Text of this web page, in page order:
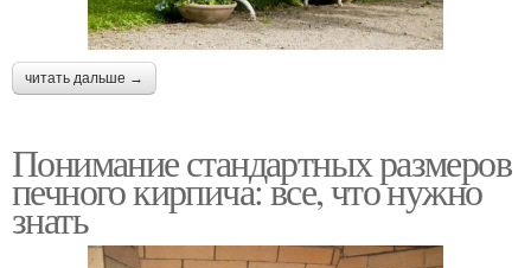
читать дальше →
Понимание стандартных размеров
печного кирпича: все, что нужно
знать